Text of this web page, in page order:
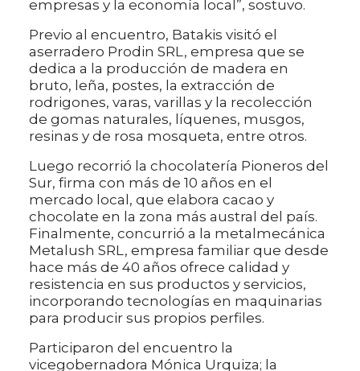
empresas y la economía local”, sostuvo.
Previo al encuentro, Batakis visitó el
aserradero Prodin SRL, empresa que se
dedica a la producción de madera en
bruto, leña, postes, la extracción de
rodrigones, varas, varillas y la recolección
de gomas naturales, líquenes, musgos,
resinas y de rosa mosqueta, entre otros.
Luego recorrió la chocolatería Pioneros del
Sur, firma con más de 10 años en el
mercado local, que elabora cacao y
chocolate en la zona más austral del país.
Finalmente, concurrió a la metalmecánica
Metalush SRL, empresa familiar que desde
hace más de 40 años ofrece calidad y
resistencia en sus productos y servicios,
incorporando tecnologías en maquinarias
para producir sus propios perfiles.
Participaron del encuentro la
vicegobernadora Mónica Urquiza; la